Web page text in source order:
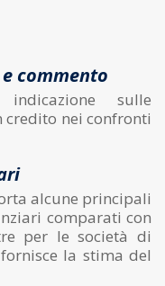
commento
sulle
nei confronti
alcune principali
comparati con
per le società di
la stima del